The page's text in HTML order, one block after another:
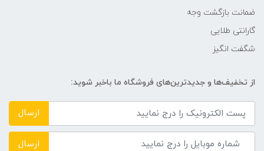
حافظه دستگاه
ضمانت بازگشت وجه
گارانتی طلایی
شگفت انگیز
از تخفیف‌ها و جدیدترین‌های فروشگاه ما باخبر شوید:
ارسال
ارسال